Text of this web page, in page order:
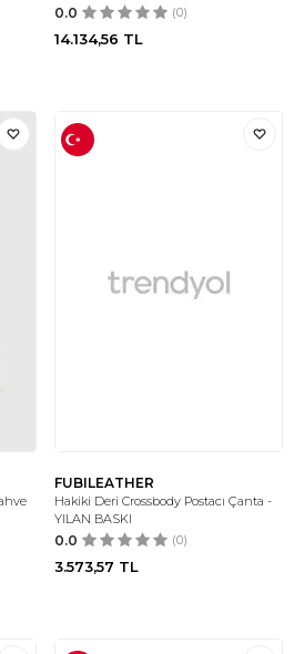
0.0 (0)
14.134,56 TL
FUBILEATHER
Hakiki Deri Crossbody Postacı Çanta -
YILAN BASKI
0.0 (0)
3.573,57 TL